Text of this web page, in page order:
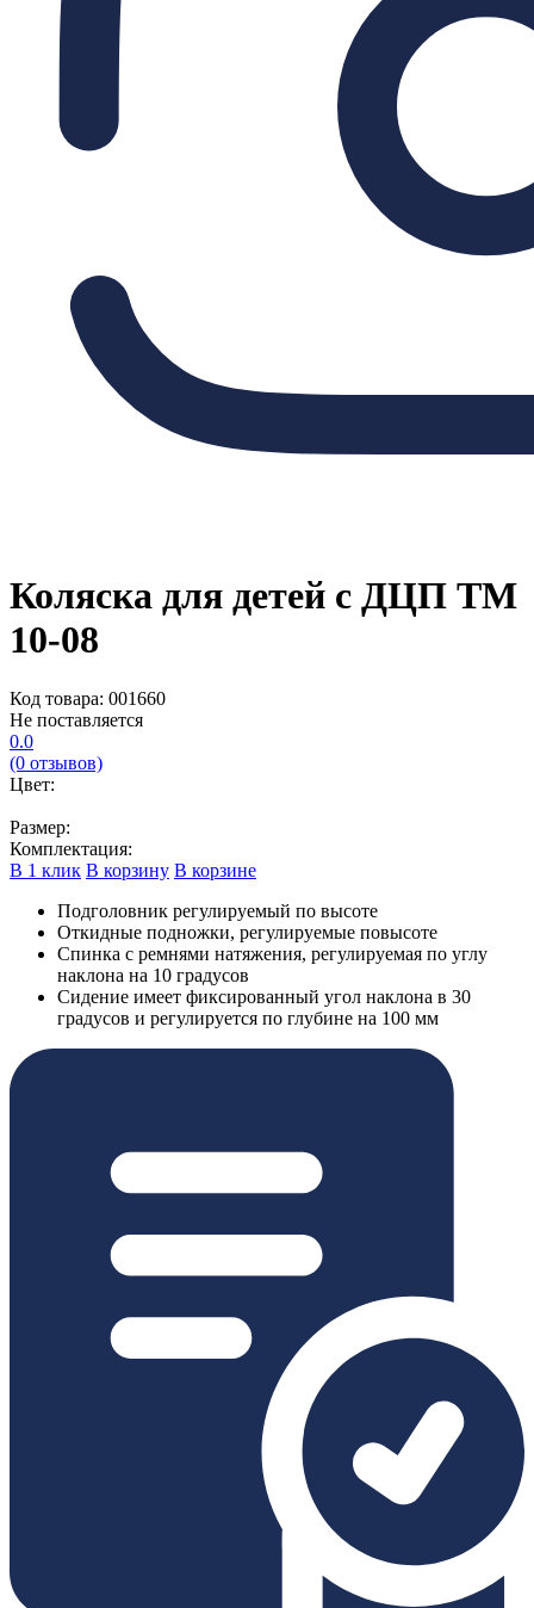
Коляска для детей с ДЦП TM
10-08
Код товара: 001660
Не поставляется
0.0
(0 отзывов)
Цвет:
Размер:
Комплектация:
В 1 клик В корзину В корзине
Подголовник регулируемый по высоте
Откидные подножки, регулируемые повысоте
Спинка с ремнями натяжения, регулируемая по углу
наклона на 10 градусов
Сидение имеет фиксированный угол наклона в 30
градусов и регулируется по глубине на 100 мм